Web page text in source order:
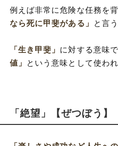
例えば非常に危険な任務を
なら死に甲斐がある」
と言
「生き甲斐」 に対する意味で
値」
という意味として使われ
「絶望」【ぜつぼう】